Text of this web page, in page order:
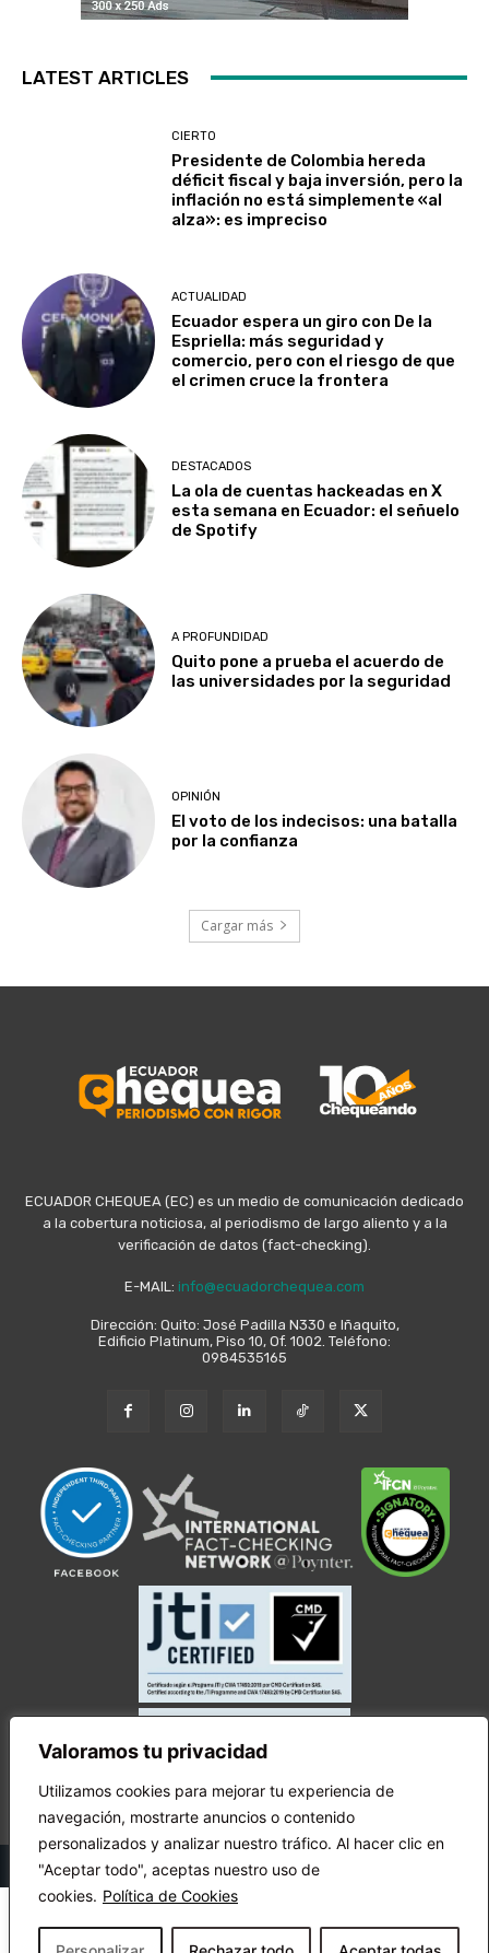
Valoramos tu privacidad
Utilizamos cookies para mejorar tu experiencia de
navegación, mostrarte anuncios o contenido
personalizados y analizar nuestro tráfico. Al hacer clic en
"Aceptar todo", aceptas nuestro uso de
cookies. Política de Cookies
LATEST ARTICLES
CIERTO
Presidente de Colombia hereda
déficit fiscal y baja inversión, pero la
inflación no está simplemente «al
alza»: es impreciso
ACTUALIDAD
Ecuador espera un giro con De la
Espriella: más seguridad y
comercio, pero con el riesgo de que
el crimen cruce la frontera
DESTACADOS
La ola de cuentas hackeadas en X
esta semana en Ecuador: el señuelo
de Spotify
A PROFUNDIDAD
Quito pone a prueba el acuerdo de
las universidades por la seguridad
OPINIÓN
El voto de los indecisos: una batalla
por la confianza
Cargar más
ECUADOR CHEQUEA (EC) es un medio de comunicación dedicado
a la cobertura noticiosa, al periodismo de largo aliento y a la
verificación de datos (fact-checking).
E-MAIL: info@ecuadorchequea.com
Dirección: Quito: José Padilla N330 e Iñaquito,
Edificio Platinum, Piso 10, Of. 1002. Teléfono:
0984535165
© Copyright Ecuador Chequea 2025.